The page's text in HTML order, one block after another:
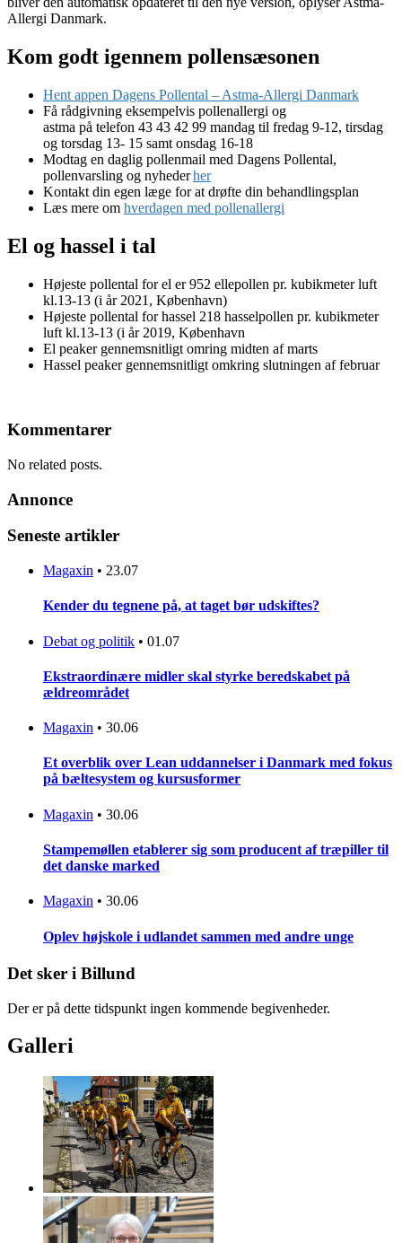
Allergi Danmark.
Kom godt igennem pollensæsonen
Hent appen Dagens Pollental – Astma-Allergi Danmark
Få rådgivning eksempelvis pollenallergi og
astma på telefon 43 43 42 99 mandag til fredag 9-12, tirsdag
og torsdag 13- 15 samt onsdag 16-18
Modtag en daglig pollenmail med Dagens Pollental,
pollenvarsling og nyhederher
Kontakt din egen læge for at drøfte din behandlingsplan
Læs mere om hverdagen med pollenallergi
El og hassel i tal
Højeste pollental for el er 952 ellepollen pr. kubikmeter luft
kl.13-13 (i år 2021, København)
Højeste pollental for hassel 218 hasselpollen pr. kubikmeter
luft kl.13-13 (i år 2019, København
El peaker gennemsnitligt omring midten af marts
Hassel peaker gennemsnitligt omkring slutningen af februar
Kommentarer
No related posts.
Annonce
Seneste artikler
Magaxin • 23.07
Kender du tegnene på, at taget bør udskiftes?
Debat og politik • 01.07
Ekstraordinære midler skal styrke beredskabet på
ældreområdet
Magaxin • 30.06
Et overblik over Lean uddannelser i Danmark med fokus
på bæltesystem og kursusformer
Magaxin • 30.06
Stampemøllen etablerer sig som producent af træpiller til
det danske marked
Magaxin • 30.06
Oplev højskole i udlandet sammen med andre unge
Det sker i Billund
Der er på dette tidspunkt ingen kommende begivenheder.
Galleri